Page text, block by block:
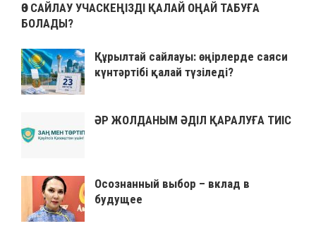
ӨЗ САЙЛАУ УЧАСКЕҢІЗДІ ҚАЛАЙ ОҢАЙ ТАБУҒА
БОЛАДЫ?
Құрылтай сайлауы: өңірлерде саяси
күнтәртібі қалай түзіледі?
ӘР ЖОЛДАНЫМ ӘДІЛ ҚАРАЛУҒА ТИІС
Осознанный выбор – вклад в
будущее